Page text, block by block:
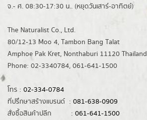
จ.- ศ. 08:30-17:30 น.. (หยุดวันเสาร์-อาทิตย์)
The Naturalist Co., Ltd.
80/12-13 Moo 4, Tambon Bang Talat
Amphoe Pak Kret, Nonthaburi 11120 Thailand
Phone: 02-3340784, 061-641-1500
โทร : 02-334-0784
ที่ปรึกษาสร้างแบรนด์ : 081-638-0909
สั่งซื้อสินค้าปลีก : 061-641-1500